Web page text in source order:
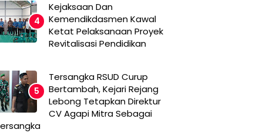
Kejaksaan Dan
Kemendikdasmen Kawal
Ketat Pelaksanaan Proyek
Revitalisasi Pendidikan
Tersangka RSUD Curup
Bertambah, Kejari Rejang
Lebong Tetapkan Direktur
CV Agapi Mitra Sebagai